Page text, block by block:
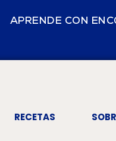
APRENDE CON
RECETAS